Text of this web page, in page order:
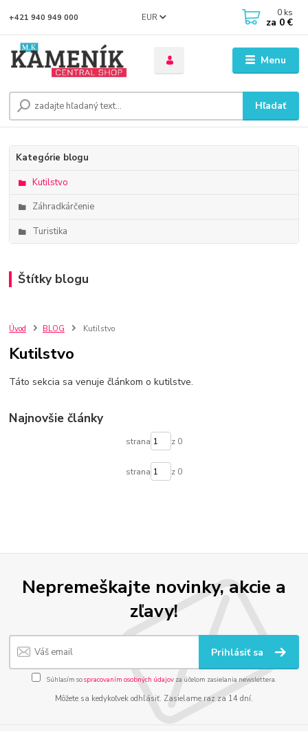
Menu
EUR
Hľadať
+421 940 949 000 0 ks
za 0 €
Kategórie blogu
Kutilstvo
Záhradkárčenie
Turistika
Štítky blogu
Úvod BLOG Kutilstvo
Kutilstvo
Táto sekcia sa venuje článkom o kutilstve.
Najnovšie články
strana z 0
strana z 0
Nepremeškajte novinky, akcie a
zľavy!
Prihlásiť sa
Súhlasím sospracovaním osobných údajov za účelom zasielania newslettera.
Môžete sa kedykoľvek odhlásiť. Zasielame raz za 14 dní.